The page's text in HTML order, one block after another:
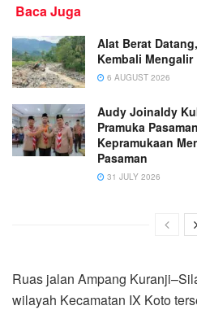
Baca Juga
Alat Berat
Kembali Mengalir
6 AUGUST 2026
Audy Joinaldy
Pramuka
Kepramukaan
Pasaman
31 JULY 2026
Ruas jalan Ampang
wilayah Kecamatan IX Koto